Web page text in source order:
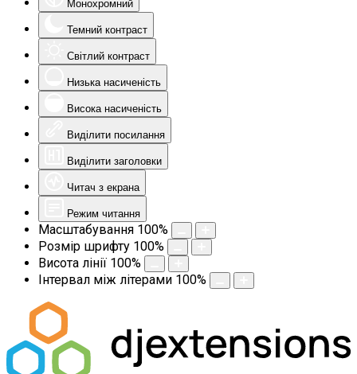
Монохромний
Темний контраст
Світлий контраст
Низька насиченість
Висока насиченість
Виділити посилання
Виділити заголовки
Читач з екрана
Режим читання
Масштабування 100%
Розмір шрифту 100%
Висота лінії 100%
Інтервал між літерами 100%